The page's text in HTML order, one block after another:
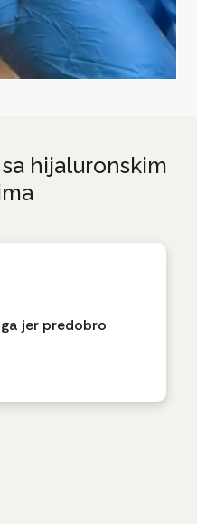
hijaluronskim
jer predobro